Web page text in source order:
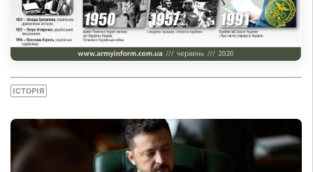
ІСТОРІЯ